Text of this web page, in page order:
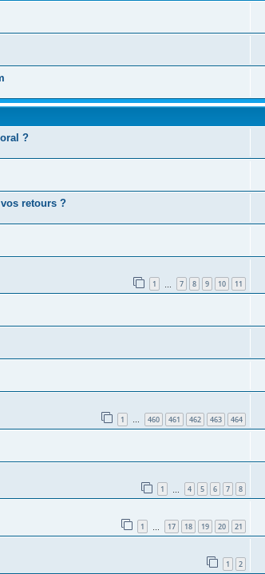
?
retours ?
1 7 8 9 10 11
1 … 460 461 462 463 464
1 4 5 6 7 8
1 17 18 19 20 21
1 2